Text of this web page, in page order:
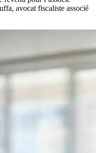
avocat fiscaliste associé